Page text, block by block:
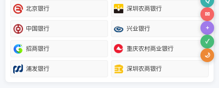
北京银行 深圳农商银行
中国银行 兴业银行
招商银行 重庆农村商业银行
浦发银行 深圳农商银行
✉
+
✓
🌙